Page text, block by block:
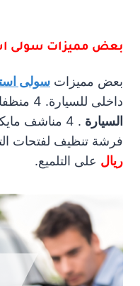
بعض مميزات سولى
بعض مميزات سولى
داخلى للسيارة. 4 منظفات مخصصة لتنظيف و
السيارة
. 4 مناشف
فرشة تنظيف لفتحات
ريال على التلميع.